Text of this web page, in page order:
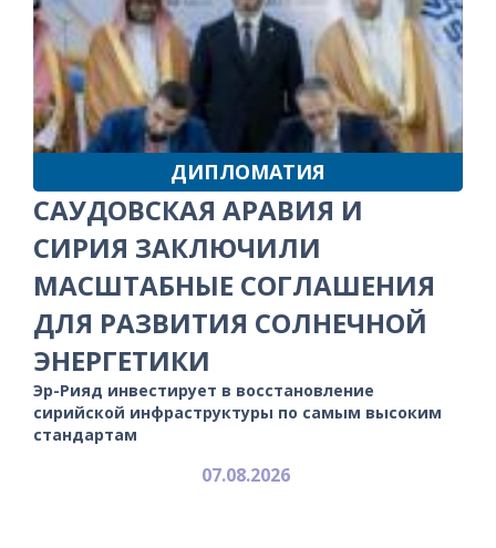
ДИПЛОМАТИЯ
САУДОВСКАЯ АРАВИЯ И
СИРИЯ ЗАКЛЮЧИЛИ
МАСШТАБНЫЕ СОГЛАШЕНИЯ
ДЛЯ РАЗВИТИЯ СОЛНЕЧНОЙ
ЭНЕРГЕТИКИ
Эр-Рияд инвестирует в восстановление
сирийской инфраструктуры по самым высоким
стандартам
07.08.2026